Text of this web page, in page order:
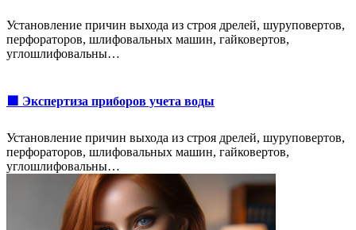
Установление причин выхода из строя дрелей, шуруповертов,
перфораторов, шлифовальных машин, гайковертов,
углошлифовальны…
🟩 Экспертиза приборов учета воды
Установление причин выхода из строя дрелей, шуруповертов,
перфораторов, шлифовальных машин, гайковертов,
углошлифовальны…